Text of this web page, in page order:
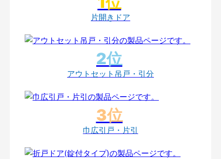
片開きドア
アウトセット吊戸・引分
巾広引戸・片引